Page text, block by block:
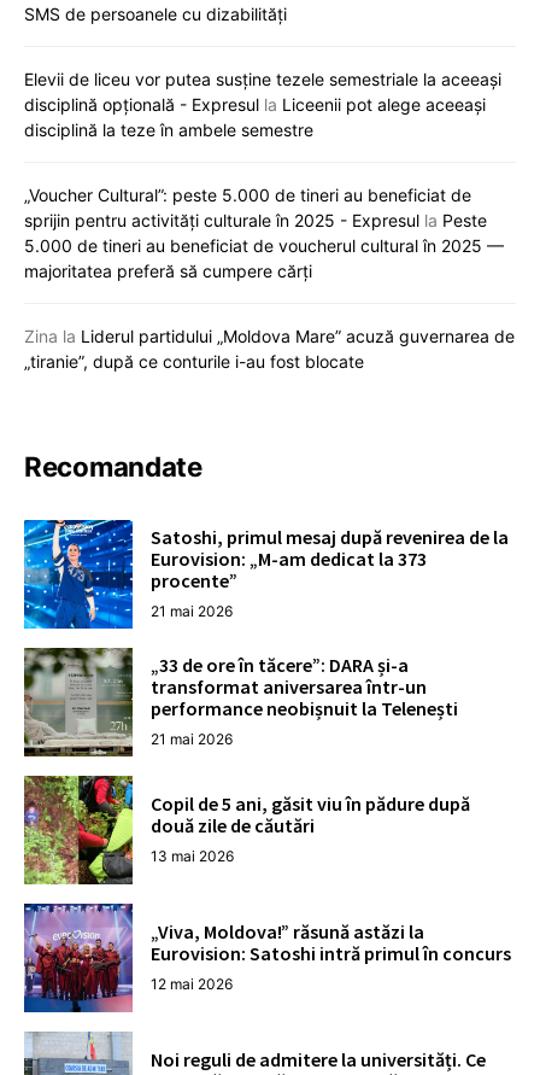
SMS de persoanele cu dizabilități
Elevii de liceu vor putea susține tezele semestriale la aceeași
disciplină opțională - Expresul la Liceenii pot alege aceeași
disciplină la teze în ambele semestre
„Voucher Cultural”: peste 5.000 de tineri au beneficiat de
sprijin pentru activități culturale în 2025 - Expresul la Peste
5.000 de tineri au beneficiat de voucherul cultural în 2025 —
majoritatea preferă să cumpere cărți
Zina la Liderul partidului „Moldova Mare” acuză guvernarea de
„tiranie”, după ce conturile i-au fost blocate
Recomandate
Satoshi, primul mesaj după revenirea de la
Eurovision: „M-am dedicat la 373
procente”
21 mai 2026
„33 de ore în tăcere”: DARA și-a
transformat aniversarea într-un
performance neobișnuit la Telenești
21 mai 2026
Copil de 5 ani, găsit viu în pădure după
două zile de căutări
13 mai 2026
„Viva, Moldova!” răsună astăzi la
Eurovision: Satoshi intră primul în concurs
12 mai 2026
Noi reguli de admitere la universități. Ce